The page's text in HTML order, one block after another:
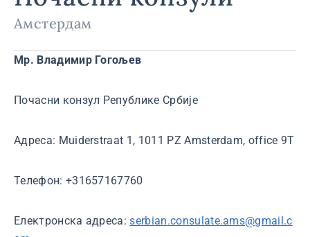
Амстердам
Мр. Владимир Гогољев
Почасни конзул Републике Србије
Адреса: Muiderstraat 1, 1011 PZ Amsterdam, office 9T
Телeфон: +31657167760
Електронска адреса:serbian.consulate.ams@gmail.c